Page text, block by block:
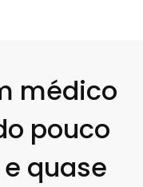
médico
pouco
quase